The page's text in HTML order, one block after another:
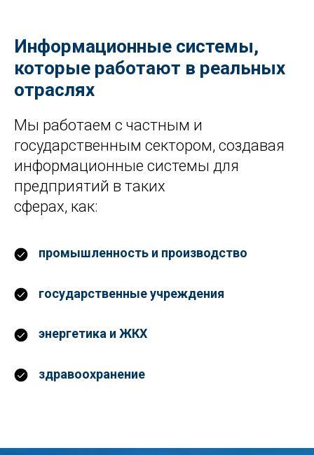
Информационные системы,
которые работают в реальных
отраслях
Мы работаем с частным и
государственным сектором, создавая
информационные системы для
предприятий в таких
сферах, как:
промышленность и производство
государственные учреждения
энергетика и ЖКХ
здравоохранение